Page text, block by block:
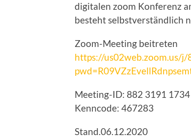
digitalen zoom Konferenz
besteht selbstverständlich
Zoom-Meeting beitreten
https://us02web.zoom.us/j/
Meeting-ID: 882 3191 1734
Kenncode: 467283
Stand.06.12.2020